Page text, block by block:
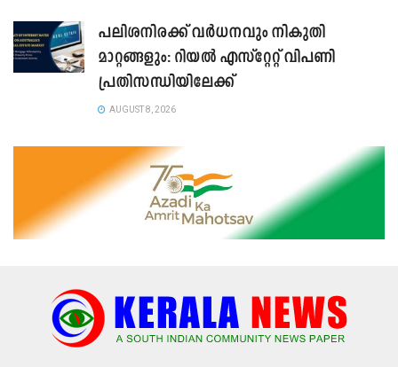
പലിശനിരക്ക് വർധനവും നികുതി
മാറ്റങ്ങളും: റിയൽ എസ്റ്റേറ്റ് വിപണി
പ്രതിസന്ധിയിലേക്ക്
AUGUST 8, 2026